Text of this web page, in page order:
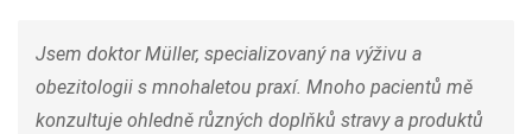
Jsem doktor Müller, specializovaný na výživu a
obezitologii s mnohaletou praxí. Mnoho pacientů mě
konzultuje ohledně různých doplňků stravy a produktů